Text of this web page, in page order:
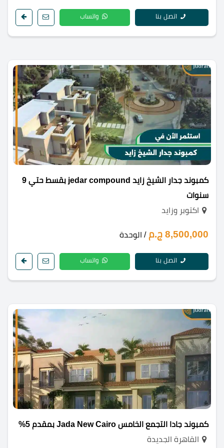
اتصل بنا واتساب
كمبوند جدار الشيخ زايد jedar compound بقسط حتي 9
سنوات
اكتوبر وزايد
8,500,000 ج.م / الوحدة
اتصل بنا واتساب
كمبوند جادا التجمع الخامس Jada New Cairo بمقدم 5%
القاهرة الجديدة